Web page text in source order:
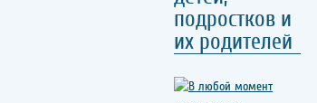
подростков и
их родителей